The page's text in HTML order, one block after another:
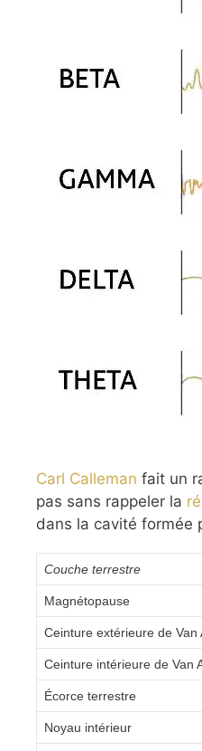
Carl Calleman fait un
pas sans rappeler la
dans la cavité formée
Couche terrestre
Magnétopause
Ceinture extérieure de Van
Ceinture intérieure de Van
Écorce terrestre
Noyau intérieur